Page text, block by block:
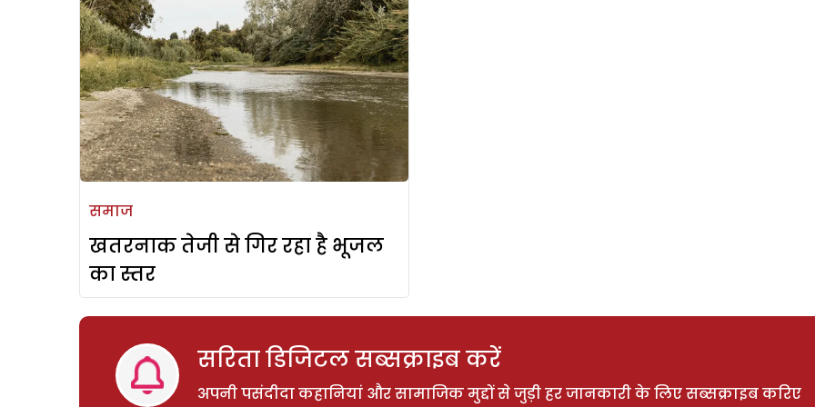
समाज
खतरनाक तेजी से गिर रहा है भूजल
का स्तर
सरिता डिजिटल सब्सक्राइब करें
अपनी पसंदीदा कहानियां और सामाजिक मुद्दों से जुड़ी हर जानकारी के लिए सब्सक्राइब करिए